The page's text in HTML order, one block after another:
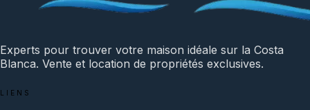
Experts pour trouver votre maison idéale sur la Costa
Blanca. Vente et location de propriétés exclusives.
LIENS